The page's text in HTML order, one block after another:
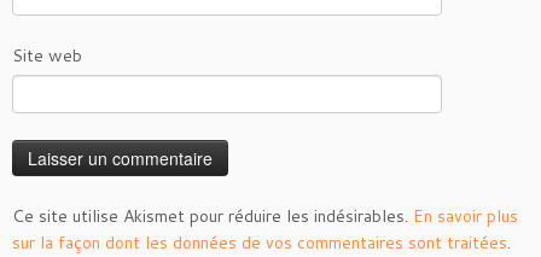
Site web
Ce site utilise Akismet pour réduire les indésirables. En savoir plus
sur la façon dont les données de vos commentaires sont traitées.